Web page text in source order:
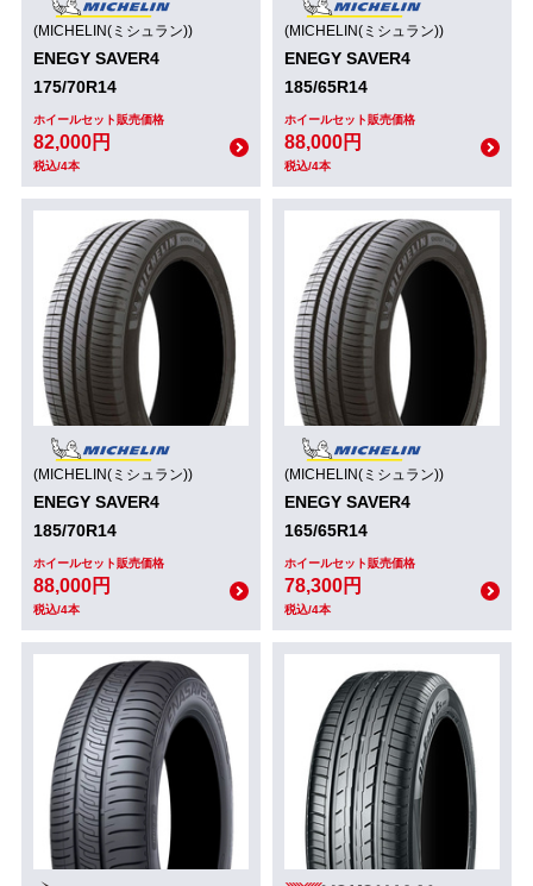
(MICHELIN(ミシュラン))
ENEGY SAVER4
175/70R14
ホイールセット販売価格
82,000円
税込/4本
(MICHELIN(ミシュラン))
ENEGY SAVER4
185/65R14
ホイールセット販売価格
88,000円
税込/4本
(MICHELIN(ミシュラン))
ENEGY SAVER4
185/70R14
ホイールセット販売価格
88,000円
税込/4本
(MICHELIN(ミシュラン))
ENEGY SAVER4
165/65R14
ホイールセット販売価格
78,300円
税込/4本